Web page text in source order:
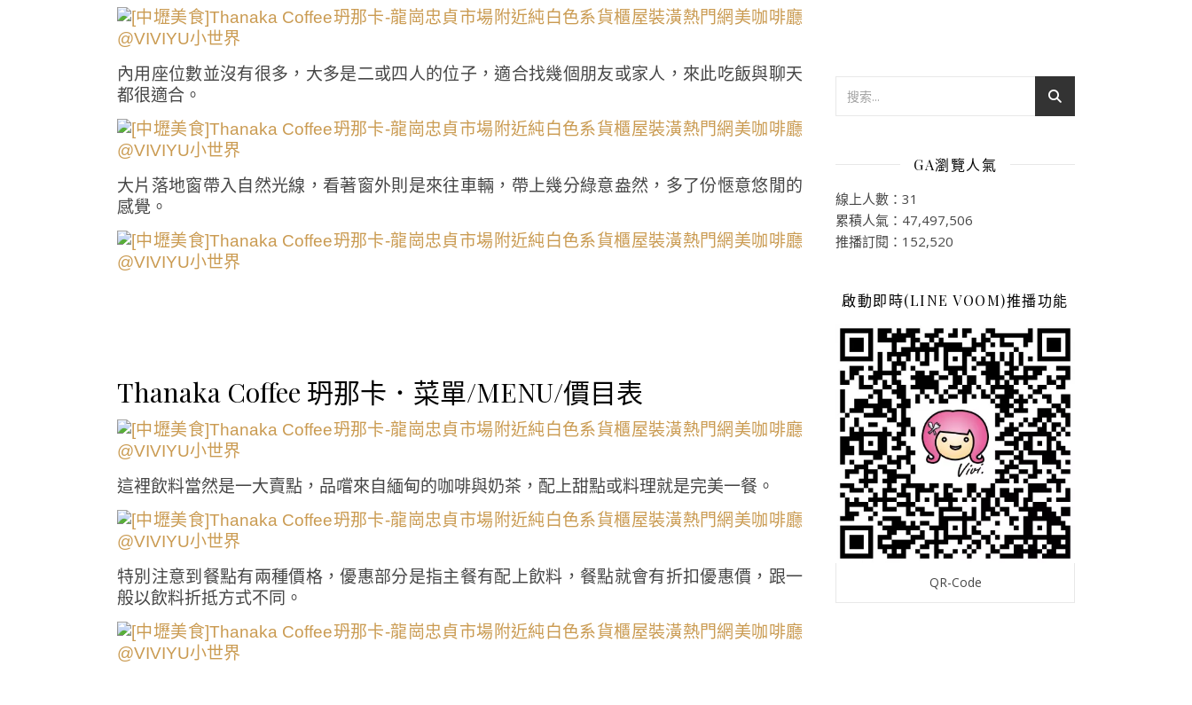
內用座位數並沒有很多，大多是二或四人的位子，適合找幾個朋友或家人，來此吃飯與聊天
都很適合。
大片落地窗帶入自然光線，看著窗外則是來往車輛，帶上幾分綠意盎然，多了份愜意悠閒的
感覺。
Thanaka Coffee 玬那卡．菜單/MENU/價目表
這裡飲料當然是一大賣點，品嚐來自緬甸的咖啡與奶茶，配上甜點或料理就是完美一餐。
特別注意到餐點有兩種價格，優惠部分是指主餐有配上飲料，餐點就會有折扣優惠價，跟一
般以飲料折抵方式不同。
GA瀏覽人氣
線上人數：31
累積人氣：47,497,506
推播訂閱：152,520
啟動即時(LINE VOOM)推播功能
QR-Code